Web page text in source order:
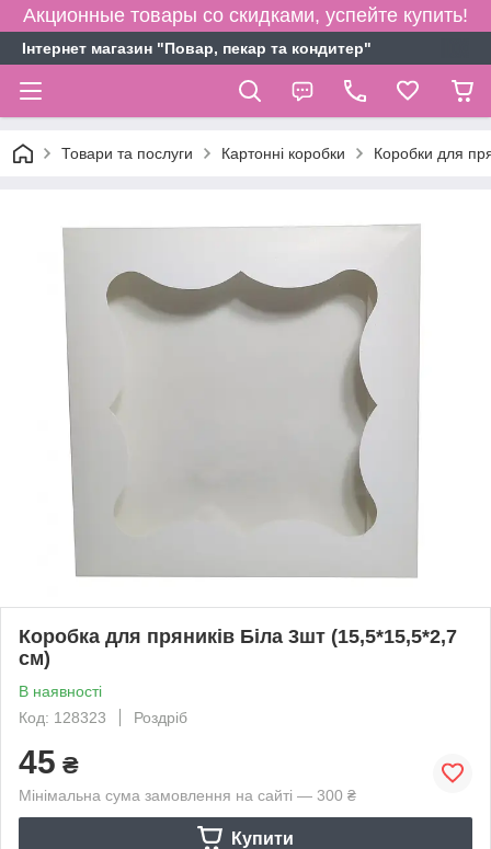
Акционные товары со скидками, успейте купить!
Інтернет магазин "Повар, пекар та кондитер"
Товари та послуги Картонні коробки Коробки для
Коробка для пряників Біла 3шт (15,5*15,5*2,7
см)
В наявності
Код: 128323
Роздріб
45 ₴
Мінімальна сума замовлення на сайті — 300 ₴
Купити